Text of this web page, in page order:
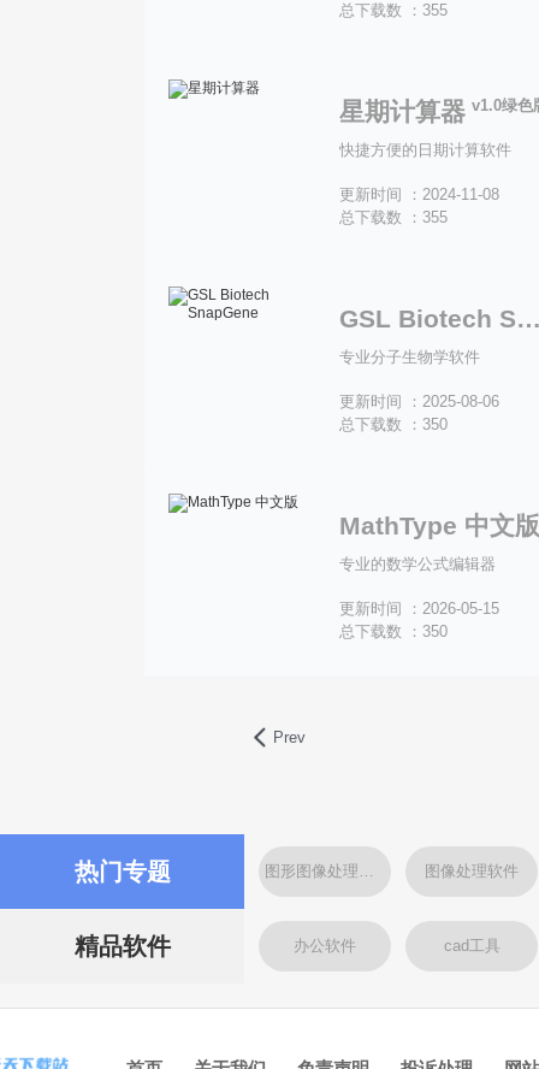
总下载数 ：355
星期计算器 v1.0绿色
快捷方便的日期计算软件
更新时间 ：2024-11-08
总下载数 ：355
GSL Biotech
专业分子生物学软件
更新时间 ：2025-08-06
总下载数 ：350
MathType 中文版
专业的数学公式编辑器
更新时间 ：2026-05-15
总下载数 ：350
Prev
热门专题
精品软件
图形图像处理软件 图像处理软件
办公软件 cad工具